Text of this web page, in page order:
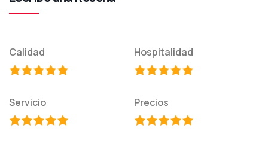
Calidad Hospitalidad
Servicio Precios